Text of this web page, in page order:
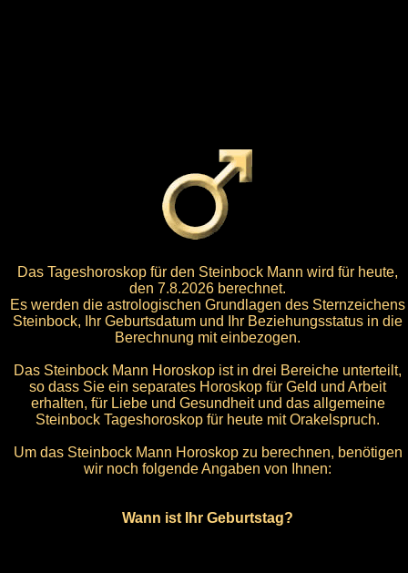
Das Tageshoroskop für den Steinbock Mann wird für heute,
den 7.8.2026 berechnet.
Es werden die astrologischen Grundlagen des Sternzeichens
Steinbock, Ihr Geburtsdatum und Ihr Beziehungsstatus in die
Berechnung mit einbezogen.
Das Steinbock Mann Horoskop ist in drei Bereiche unterteilt,
so dass Sie ein separates Horoskop für Geld und Arbeit
erhalten, für Liebe und Gesundheit und das allgemeine
Steinbock Tageshoroskop für heute mit Orakelspruch.
Um das Steinbock Mann Horoskop zu berechnen, benötigen
wir noch folgende Angaben von Ihnen:
Wann ist Ihr Geburtstag?